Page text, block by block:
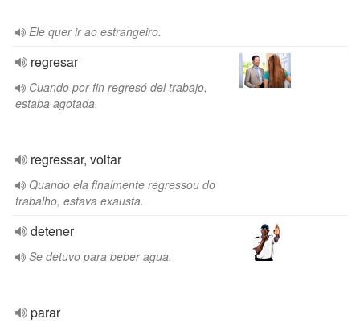
Ele quer ir ao estrangeiro.
regresar
Cuando por fin regresó del trabajo,
estaba agotada.
regressar, voltar
Quando ela finalmente regressou do
trabalho, estava exausta.
detener
Se detuvo para beber agua.
parar